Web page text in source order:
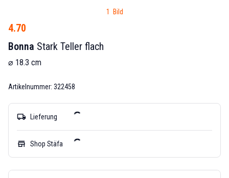
1 Bild
4.70
Bonna Stark Teller flach
⌀ 18.3 cm
Artikelnummer: 322458
local_shipping Lieferung
store Shop Stäfa